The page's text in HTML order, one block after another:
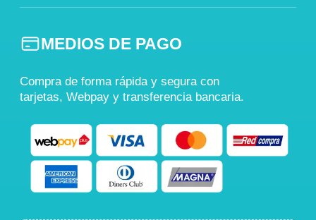
MEDIOS DE PAGO
Compra de forma rápida y segura con
tarjetas, Webpay y transferencia bancaria.